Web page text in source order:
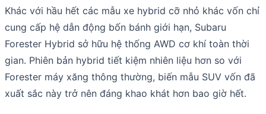
Khác với hầu hết các mẫu xe hybrid cỡ nhỏ khác vốn chỉ
cung cấp hệ dẫn động bốn bánh giới hạn, Subaru
Forester Hybrid sở hữu hệ thống AWD cơ khí toàn thời
gian. Phiên bản hybrid tiết kiệm nhiên liệu hơn so với
Forester máy xăng thông thường, biến mẫu SUV vốn đã
xuất sắc này trở nên đáng khao khát hơn bao giờ hết.